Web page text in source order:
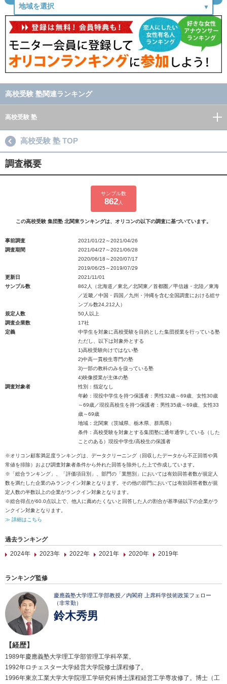
高校受験 塾関連ランキング
高校受験 塾
高校受験 塾 TOP
調査概要
サンプル数
862人
この高校受験 集団塾 北関東ランキングは、オリコンの以下の調査に基づいています。
事前調査
2021/01/22～2021/04/26
調査期間
2021/04/27～2021/06/28
2020/06/18～2020/07/17
2019/06/25～2019/07/29
更新日
2021/11/01
サンプル数
862人（北海道／東北／北関東／首都圏／甲信越・北陸／東海
／近畿／中国・四国／九州・沖縄を含む全国調査における総サ
ンプル数24,212人）
規定人数
50人以上
調査企業数
17社
定義
中学生を対象に高校受験を目的とした集団授業を行っている塾
ただし、以下は対象外とする
1)高校受験向けではない塾
2)中高一貫校生専門の塾
3)一部の教科のみを扱っている塾
4)映像授業が主体の塾
調査対象者
性別：指定なし
年齢：現役中学生を持つ保護者：男性32歳～69歳、女性30歳
～69歳／現役高校生を持つ保護者：男性35歳～69歳、女性33
歳～69歳
地域：北関東（茨城県、栃木県、群馬県）
条件：高校受験を対象とする集団塾に通年通学している（した
ことのある）現役中学生/高校生の保護者
※オリコン顧客満足度ランキングは、データクリーニング（回収したデータから不正回答や異
常値を排除）および調査対象者条件から外れた回答を除外した上で作成しています。
※「総合ランキング」、「評価項目別」、部門の「業態別」においては有効回答者数が規定人
数を満たした企業のみランクイン対象となります。その他の部門においては有効回答者数が規
定人数の半数以上の企業がランクイン対象となります。
※総合得点が60.0点以上で、他人に薦めたくないと回答した人の割合が基準値以下の企業がラ
ンクイン対象となります。
≫ 詳細はこちら
過去ランキング
2024年
2023年 2022年 2021年 2020年 2019年
ランキング監修
慶應義塾大学理工学部教授／内閣府 上席科学技術政策フェロー
（非常勤）
鈴木秀男
【経歴】
1989年慶應義塾大学理工学部管理工学科卒業。
1992年ロチェスター大学経営大学院修士課程修了。
1996年東京工業大学大学院理工学研究科博士課程経営工学専攻修了。博士（工